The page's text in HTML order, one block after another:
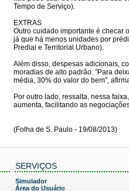
Tempo de Serviço).
EXTRAS
Outro cuidado importante é checar
já que há menos unidades por
Predial e Territorial Urbano).
Além disso, despesas adicionais,
moradias de alto padrão. "Para
média, 30% do valor do bem",
Por outro lado, ressalta, nessa
aumenta, facilitando as
(Folha de S. Paulo - 19/08/2013)
SERVIÇOS
Simulador
Área do Usuário